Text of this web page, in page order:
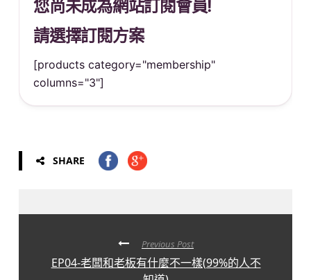
您尚未成為網站訂閱會員!
請選擇訂閱方案
[products category="membership"
columns="3"]
SHARE
Previous Post
EP04-老闆和老板有什麼不一樣(99%的人不